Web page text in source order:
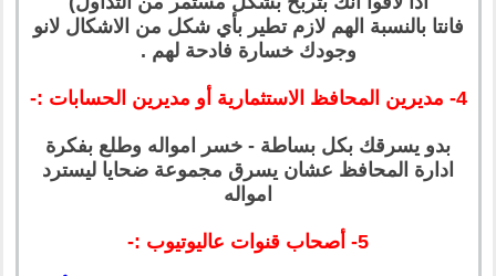
فانتا بالنسبة الهم لازم تطير بأي شكل من الاشكال لانو
وجودك خسارة فادحة لهم .
4- مديرين المحافظ الاستثمارية أو مديرين الحسابات :-
بدو يسرقك بكل بساطة - خسر امواله وطلع بفكرة
ادارة المحافظ عشان يسرق مجموعة ضحايا ليسترد
امواله
5- أصحاب قنوات عاليوتيوب :-